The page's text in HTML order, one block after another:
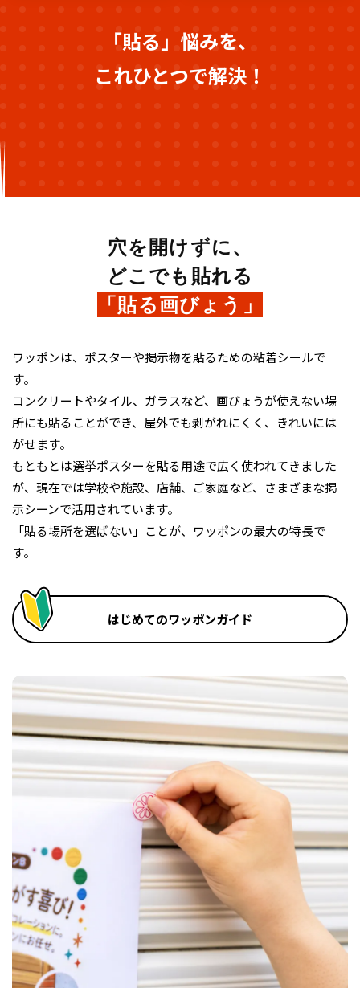
「貼る」悩みを、
これひとつで解決！
穴を開けずに、
どこでも貼れる
「貼る画びょう」
ワッポンは、ポスターや掲示物を貼るための粘着シールで
す。
コンクリートやタイル、ガラスなど、画びょうが使えない場
所にも貼ることができ、屋外でも剥がれにくく、きれいには
がせます。
もともとは選挙ポスターを貼る用途で広く使われてきました
が、現在では学校や施設、店舗、ご家庭など、さまざまな掲
示シーンで活用されています。
「貼る場所を選ばない」ことが、ワッポンの最大の特長で
す。
はじめてのワッポンガイド